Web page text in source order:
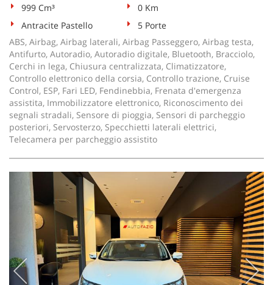
999 Cm³
0 Km
Antracite Pastello
5 Porte
ABS, Airbag, Airbag laterali, Airbag Passeggero, Airbag testa,
Antifurto, Autoradio, Autoradio digitale, Bluetooth, Bracciolo,
Cerchi in lega, Chiusura centralizzata, Climatizzatore,
Controllo elettronico della corsia, Controllo trazione, Cruise
Control, ESP, Fari LED, Fendinebbia, Frenata d'emergenza
assistita, Immobilizzatore elettronico, Riconoscimento dei
segnali stradali, Sensore di pioggia, Sensori di parcheggio
posteriori, Servosterzo, Specchietti laterali elettrici,
Telecamera per parcheggio assistito